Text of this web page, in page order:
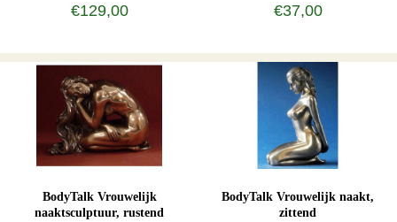
€129,00 €37,00
BodyTalk Vrouwelijk
naaktsculptuur, rustend
BodyTalk Vrouwelijk naakt,
zittend